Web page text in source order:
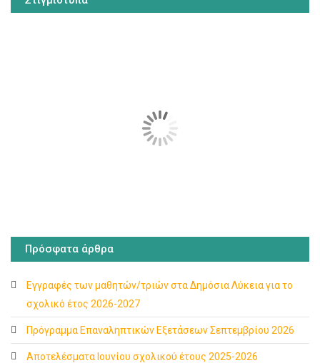
Πρόσφατα άρθρα
Εγγραφές των μαθητών/τριών στα Δημόσια Λύκεια για το
σχολικό έτος 2026-2027
Πρόγραμμα Επαναληπτικών Εξετάσεων Σεπτεμβρίου 2026
Αποτελέσματα Ιουνίου σχολικού έτους 2025-2026